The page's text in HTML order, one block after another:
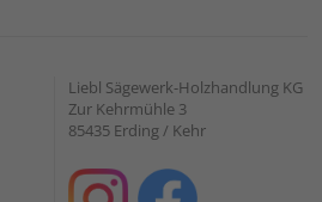
Liebl Sägewerk-Holzhandlung KG
Zur Kehrmühle 3
85435 Erding / Kehr